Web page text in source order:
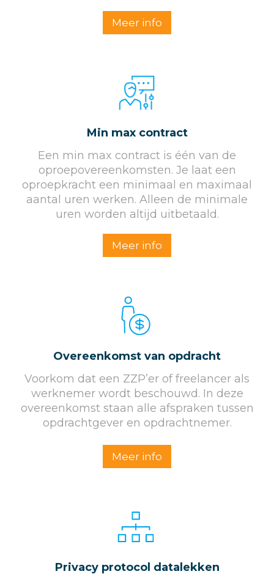
Meer info
Min max contract
Een min max contract is één van de
oproepovereenkomsten. Je laat een
oproepkracht een minimaal en maximaal
aantal uren werken. Alleen de minimale
uren worden altijd uitbetaald.
Meer info
Overeenkomst van opdracht
Voorkom dat een ZZP’er of freelancer als
werknemer wordt beschouwd. In deze
overeenkomst staan alle afspraken tussen
opdrachtgever en opdrachtnemer.
Meer info
Privacy protocol datalekken